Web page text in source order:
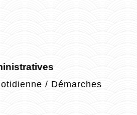
/ Démarches